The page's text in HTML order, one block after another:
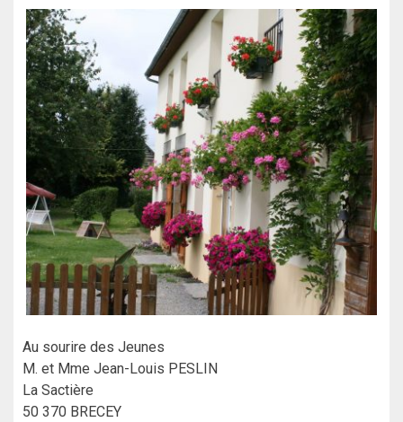
Au sourire des Jeunes
M. et Mme Jean-Louis PESLIN
La Sactière
50 370 BRECEY